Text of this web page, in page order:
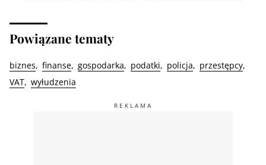
Powiązane tematy
biznes finanse gospodarka podatki policja
przestępcy
VAT wyłudzenia